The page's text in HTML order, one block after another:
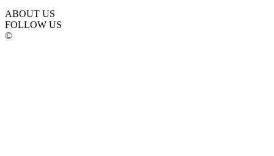
ABOUT US
FOLLOW US
©